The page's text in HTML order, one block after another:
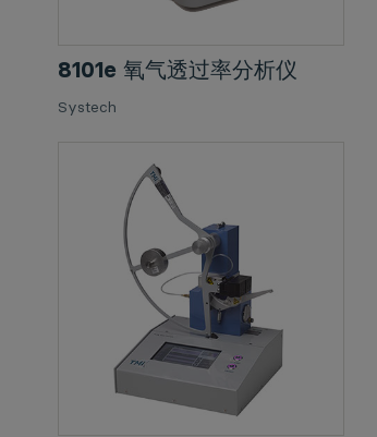
8101e 氧气透过率分析仪
Systech